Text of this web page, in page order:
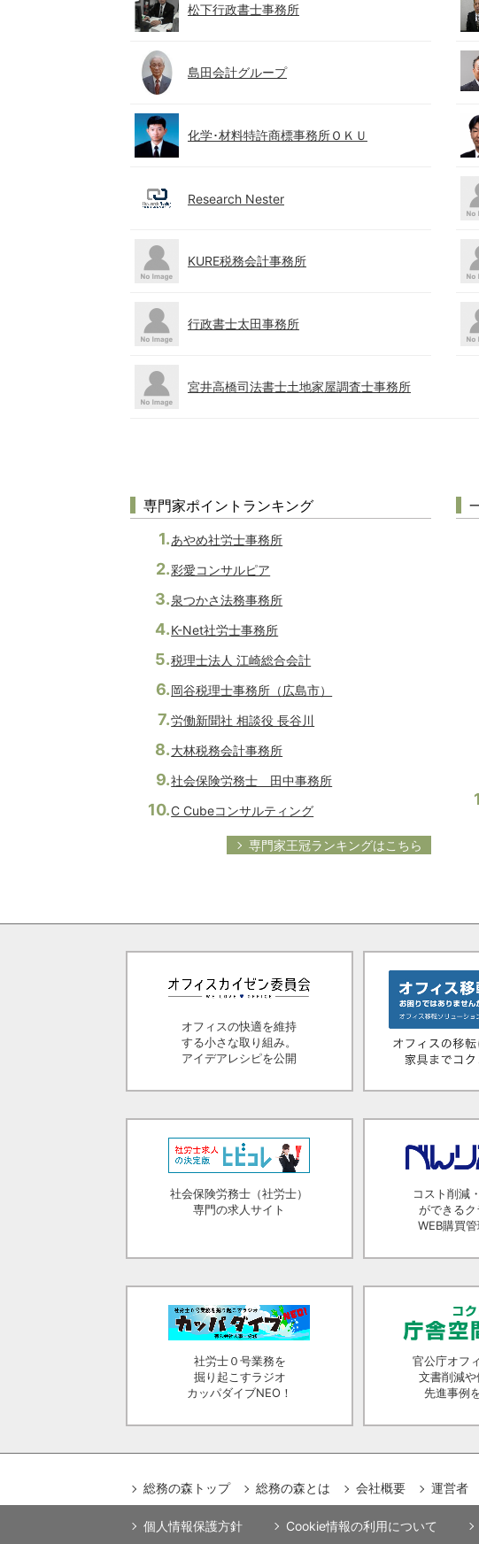
松下行政書士事務所
島田会計グループ
化学･材料特許商標事務所ＯＫＵ
Research Nester
KURE税務会計事務所
行政書士太田事務所
宮井高橋司法書士土地家屋調査士事務所
専門家ポイントランキング
あやめ社労士事務所
彩愛コンサルピア
泉つかさ法務事務所
K-Net社労士事務所
税理士法人 江崎総合会計
岡谷税理士事務所（広島市）
労働新聞社 相談役 長谷川
大林税務会計事務所
社会保険労務士 田中事務所
C Cubeコンサルティング
専門家王冠ランキングはこちら
オフィスの快適を維持
する小さな取り組み。
アイデアレシピを公開
社会保険労務士（社労士）
専門の求人サイト
コスト削減
ができる
WEB購買
社労士０号業務を
掘り起こすラジオ
カッパダイブNEO！
官公庁オフ
文書削減
先進事例
総務の森トップ 総務の森とは 会社概要 運営者
個人情報保護方針 Cookie情報の利用について